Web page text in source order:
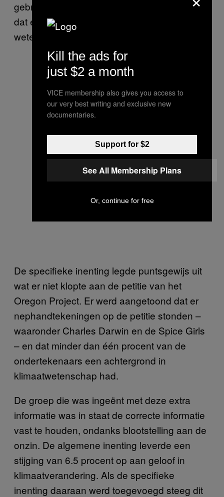
gebruiken om het publiek ervan te overtuigen
dat er veel onenigheid is onder
wetenschappers.’
De specifieke inenting legde puntsgewijs uit
wat er niet klopte aan de petitie van het
Oregon Project. Er werd aangetoond dat er
nephandtekeningen op de petitie stonden –
waaronder Charles Darwin en de Spice Girls
– en dat minder dan één procent van de
ondertekenaars een achtergrond in
klimaatwetenschap had.
De groep die was ingeënt met deze extra
informatie was in staat de correcte informatie
vast te houden, ondanks blootstelling aan de
onzin. De algemene inenting leverde een
stijging van 6.5 procent op aan geloof in
klimaatverandering. Als de specifieke
inenting daaraan werd toegevoegd steeg dit
Kill the ads for
just $2 a month
VICE membership also gives you access to
our very best writing and exclusive new
documentaries.
Support for $2
See All Membership Plans
Or, continue for free